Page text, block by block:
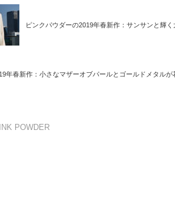
ピンクパウダーの2019年春新作：サンサンと輝
年春新作：小さなマザーオブパールとゴールドメタルが
POWDER